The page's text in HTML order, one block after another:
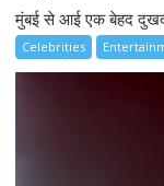
मुंबई से आई एक बेहद दुखद
Celebrities